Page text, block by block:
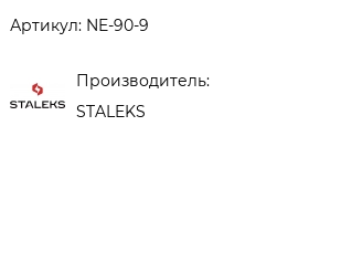
Артикул: NE-90-9
Производитель:
STALEKS